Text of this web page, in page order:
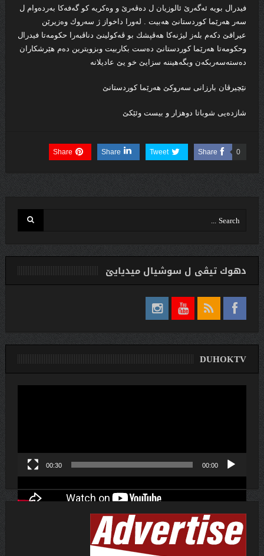
فیدرال بویه‌ ئه‌گه‌رێ ئالوزیان ل ده‌ڤه‌رێ و وه‌كریه‌ كو گه‌فه‌كا به‌رده‌وام ل
سه‌ر هه‌رێما كوردستانێ هه‌بیت . له‌ورا داخواز ژ سه‌روك وه‌زیرێن
عیراقێ دكه‌م بله‌ز لیژنه‌كا هه‌ڤپشك بو ڤه‌كولینێ دناڤبه‌را حكومه‌تا فیدرال
وحكومه‌تا هه‌رێما كوردستانێ ده‌ست بكاربیت وبزویترین ده‌م هێرشكاران
ده‌سته‌سه‌ربكه‌ن وبگه‌هیننه‌ سزایێ خو یێ عادیلانه‌
نێچیرڤان بارزانى سه‌روكێ هه‌رێما كوردستانێ
شازده‌یى شوباتا دوهزار و بیست وئێكێ
Share 0
Tweet
Share
Share
دهوك تیڤی ل سوشیال ميديایێ
DUHOKTV
00:00
00:30